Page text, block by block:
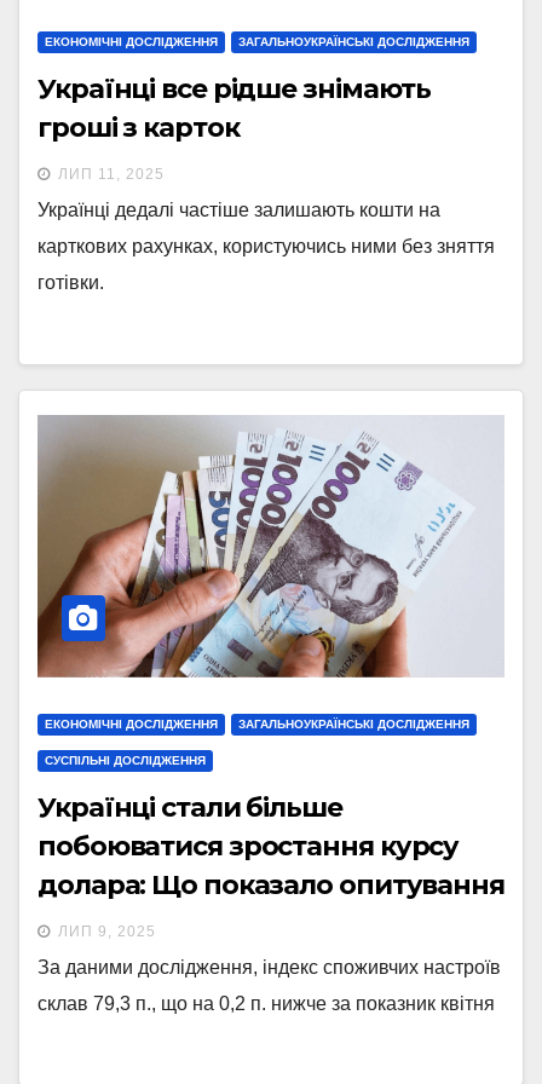
ЕКОНОМІЧНІ ДОСЛІДЖЕННЯ ЗАГАЛЬНОУКРАЇНСЬКІ ДОСЛІДЖЕННЯ
Українці все рідше знімають
гроші з карток
ЛИП 11, 2025
Українці дедалі частіше залишають кошти на
карткових рахунках, користуючись ними без зняття
готівки.
ЕКОНОМІЧНІ ДОСЛІДЖЕННЯ ЗАГАЛЬНОУКРАЇНСЬКІ ДОСЛІДЖЕННЯ
СУСПІЛЬНІ ДОСЛІДЖЕННЯ
Українці стали більше
побоюватися зростання курсу
долара: Що показало опитування
ЛИП 9, 2025
За даними дослідження, індекс споживчих настроїв
склав 79,3 п., що на 0,2 п. нижче за показник квітня